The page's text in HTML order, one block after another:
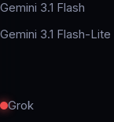
Gemini 3.1 Flash
Gemini 3.1 Flash-Lite
Grok